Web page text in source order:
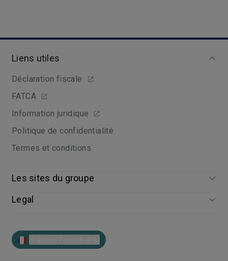
Liens utiles
Déclaration fiscale
FATCA
Information juridique
Politique de confidentialité
Termes et conditions
Les sites du groupe
Legal